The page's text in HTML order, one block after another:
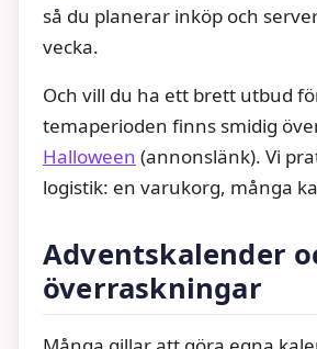
så du planerar inköp och
vecka.
Och vill du ha ett brett utbud
temaperioden finns smidig
Halloween (annonslänk). Vi
logistik: en varukorg, många
Adventskalender
överraskningar